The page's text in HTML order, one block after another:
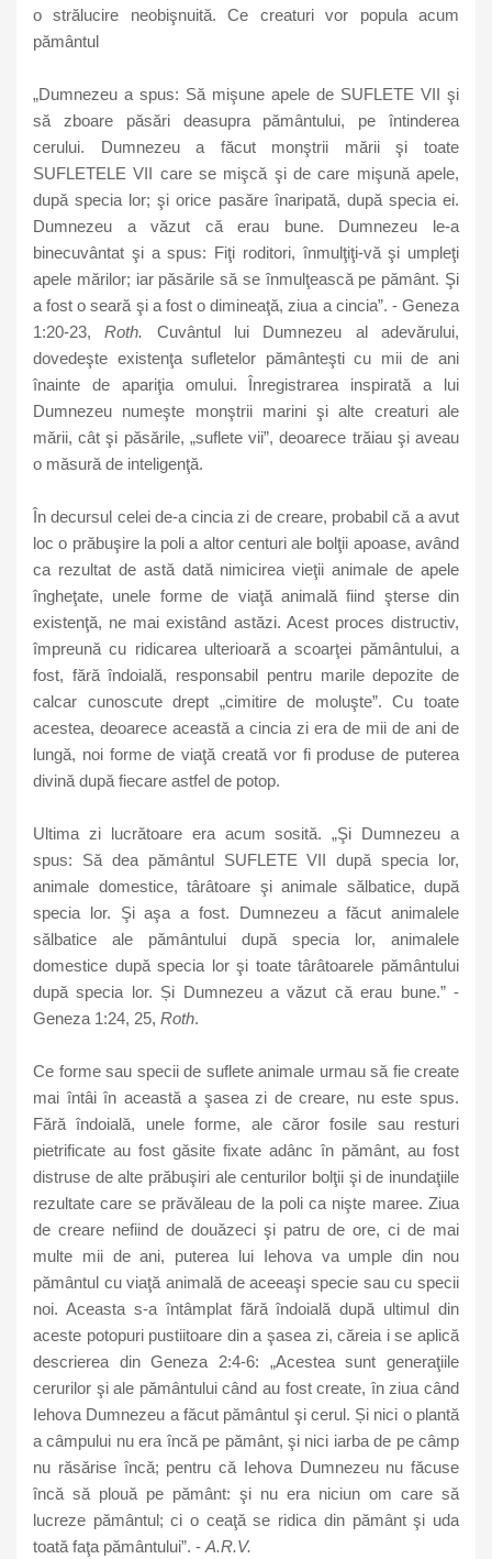
o strălucire neobişnuită. Ce creaturi vor popula acum
pământul
„Dumnezeu a spus: Să mişune apele de SUFLETE VII şi
să zboare păsări deasupra pământului, pe întinderea
cerului. Dumnezeu a făcut monştrii mării şi toate
SUFLETELE VII care se mişcă şi de care mişună apele,
după specia lor; şi orice pasăre înaripată, după specia ei.
Dumnezeu a văzut că erau bune. Dumnezeu le-a
binecuvântat şi a spus: Fiţi roditori, înmulţiţi-vă şi umpleţi
apele mărilor; iar păsările să se înmulţească pe pământ. Şi
a fost o seară şi a fost o dimineaţă, ziua a cincia”. - Geneza
1:20-23,Roth. Cuvântul lui Dumnezeu al adevărului,
dovedeşte existenţa sufletelor pământeşti cu mii de ani
înainte de apariţia omului. Înregistrarea inspirată a lui
Dumnezeu numeşte monştrii marini şi alte creaturi ale
mării, cât şi păsările, „suflete vii”, deoarece trăiau şi aveau
o măsură de inteligenţă.
În decursul celei de-a cincia zi de creare, probabil că a avut
loc o prăbuşire la poli a altor centuri ale bolţii apoase, având
ca rezultat de astă dată nimicirea vieţii animale de apele
îngheţate, unele forme de viaţă animală fiind şterse din
existenţă, ne mai existând astăzi. Acest proces distructiv,
împreună cu ridicarea ulterioară a scoarţei pământului, a
fost, fără îndoială, responsabil pentru marile depozite de
calcar cunoscute drept „cimitire de moluşte”. Cu toate
acestea, deoarece această a cincia zi era de mii de ani de
lungă, noi forme de viaţă creată vor fi produse de puterea
divină după fiecare astfel de potop.
Ultima zi lucrătoare era acum sosită. „Şi Dumnezeu a
spus: Să dea pământul SUFLETE VII după specia lor,
animale domestice, târâtoare şi animale sălbatice, după
specia lor. Şi aşa a fost. Dumnezeu a făcut animalele
sălbatice ale pământului după specia lor, animalele
domestice după specia lor şi toate târâtoarele pământului
după specia lor. Și Dumnezeu a văzut că erau bune.” -
Geneza 1:24, 25, Roth.
Ce forme sau specii de suflete animale urmau să fie create
mai întâi în această a şasea zi de creare, nu este spus.
Fără îndoială, unele forme, ale căror fosile sau resturi
pietrificate au fost găsite fixate adânc în pământ, au fost
distruse de alte prăbuşiri ale centurilor bolţii şi de inundaţiile
rezultate care se prăvăleau de la poli ca nişte maree. Ziua
de creare nefiind de douăzeci şi patru de ore, ci de mai
multe mii de ani, puterea lui Iehova va umple din nou
pământul cu viaţă animală de aceeaşi specie sau cu specii
noi. Aceasta s-a întâmplat fără îndoială după ultimul din
aceste potopuri pustiitoare din a şasea zi, căreia i se aplică
descrierea din Geneza 2:4-6: „Acestea sunt generaţiile
cerurilor şi ale pământului când au fost create, în ziua când
Iehova Dumnezeu a făcut pământul şi cerul. Și nici o plantă
a câmpului nu era încă pe pământ, şi nici iarba de pe câmp
nu răsărise încă; pentru că Iehova Dumnezeu nu făcuse
încă să plouă pe pământ: şi nu era niciun om care să
lucreze pământul; ci o ceaţă se ridica din pământ şi uda
toată faţa pământului”. - A.R.V.